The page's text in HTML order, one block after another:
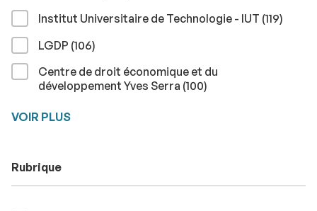
Institut Universitaire de Technologie - IUT (119)
LGDP (106résultats
)
Centre de droit économique et du
développement Yves Serra (100résultats
)
VOIR PLUS
Rubrique